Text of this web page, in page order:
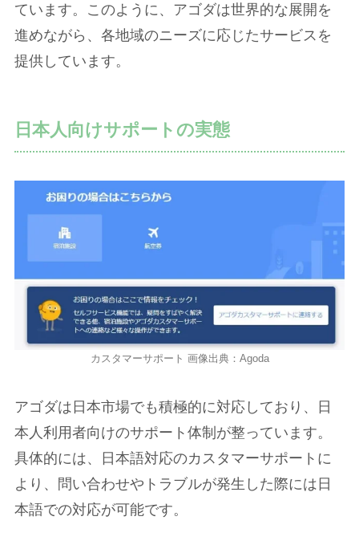
ています。このように、アゴダは世界的な展開を
進めながら、各地域のニーズに応じたサービスを
提供しています。
日本人向けサポートの実態
カスタマーサポート 画像出典：Agoda
アゴダは日本市場でも積極的に対応しており、日
本人利用者向けのサポート体制が整っています。
具体的には、日本語対応のカスタマーサポートに
より、問い合わせやトラブルが発生した際には日
本語での対応が可能です。